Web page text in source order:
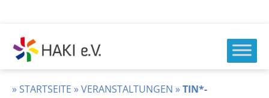
Inhalt
springen
HAKI
e.v.
»STARTSEITE »VERANSTALTUNGEN »TIN*-